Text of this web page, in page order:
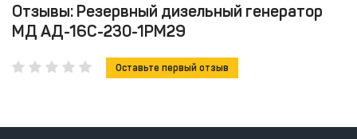
Отзывы: Резервный дизельный генератор
МД АД-16С-230-1РМ29
Оставьте первый отзыв